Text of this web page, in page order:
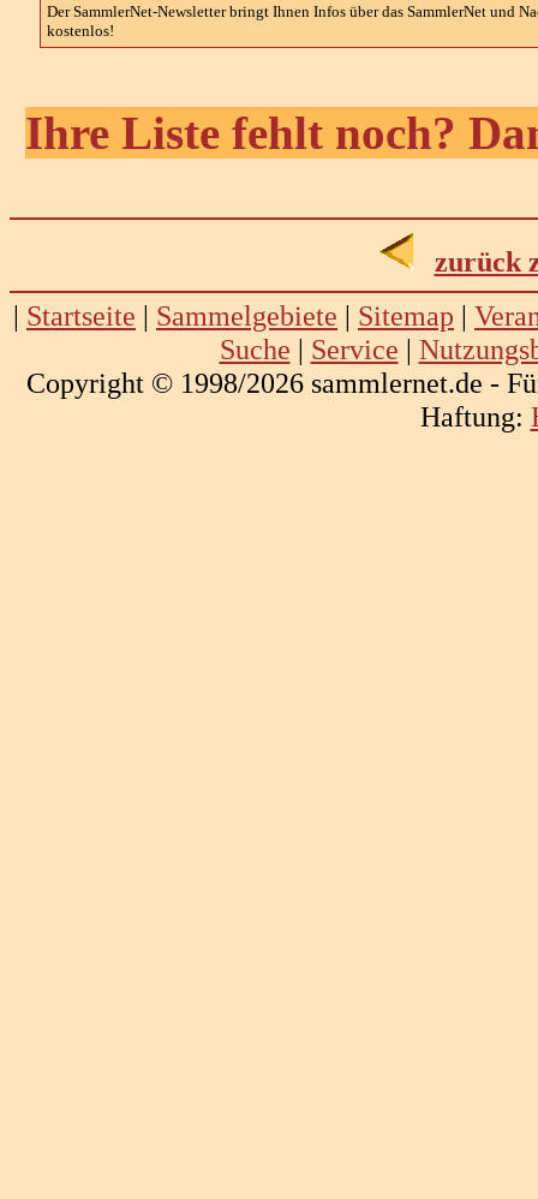
Der SammlerNet-Newsletter bringt Ihnen Infos über das SammlerNet und
kostenlos!
Ihre Liste fehlt noch?
zurück
| Startseite | Sammelgebiete | Sitemap |
Suche | Service |
Copyright © 1998/2026 sammlernet.de -
Haftung: